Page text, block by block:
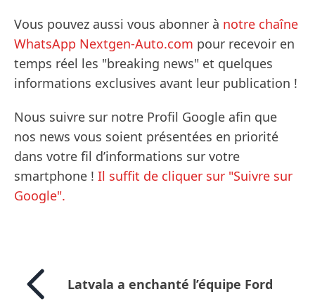
Vous pouvez aussi vous abonner à notre chaîne
WhatsApp Nextgen-Auto.com pour recevoir en
temps réel les "breaking news" et quelques
informations exclusives avant leur publication !
Nous suivre sur notre Profil Google afin que
nos news vous soient présentées en priorité
dans votre fil d’informations sur votre
smartphone ! Il suffit de cliquer sur "Suivre sur
Google".
Latvala a enchanté l’équipe Ford